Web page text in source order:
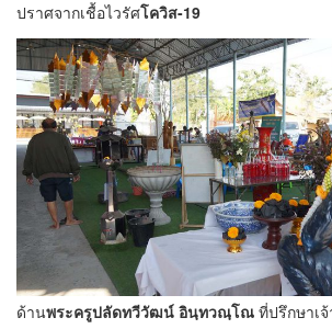
ปราศจากเชื้อไวรัศโควิส-19
ด้านพระครูปลัดทวีวัฒน์ อินฺทวณฺโณ ที่ปรึกษาเ